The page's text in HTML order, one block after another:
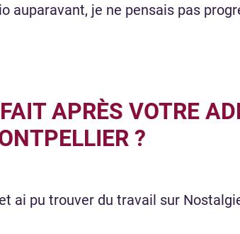
auparavant, je ne pensais pas
APRÈS VOTRE
?
ai pu trouver du travail sur